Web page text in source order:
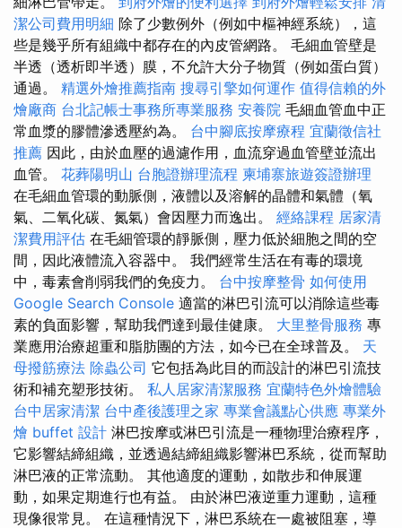
潔公司費用明細 除了少數例外（例如中樞神經系統），這
些是幾乎所有組織中都存在的內皮管網路。 毛細血管壁是
半透（透析即半透）膜，不允許大分子物質（例如蛋白質）
通過。 精選外燴推薦指南 搜尋引擎如何運作 值得信賴的外
燴廠商 台北記帳士事務所專業服務 安養院 毛細血管血中正
常血漿的膠體滲透壓約為。 台中腳底按摩療程 宜蘭徵信社
推薦 因此，由於血壓的過濾作用，血流穿過血管壁並流出
血管。 花葬陽明山 台胞證辦理流程 柬埔寨旅遊簽證辦理
在毛細血管環的動脈側，液體以及溶解的晶體和氣體（氧
氣、二氧化碳、氮氣）會因壓力而逸出。 經絡課程 居家清
潔費用評估 在毛細管環的靜脈側，壓力低於細胞之間的空
間，因此液體流入容器中。 我們經常生活在有毒的環境
中，毒素會削弱我們的免疫力。 台中按摩整骨 如何使用
Google Search Console 適當的淋巴引流可以消除這些毒
素的負面影響，幫助我們達到最佳健康。 大里整骨服務 專
業應用治療超重和脂肪團的方法，如今已在全球普及。 天
母撥筋療法 除蟲公司 它包括為此目的而設計的淋巴引流技
術和補充塑形技術。 私人居家清潔服務 宜蘭特色外燴體驗
台中居家清潔 台中產後護理之家 專業會議點心供應 專業外
燴 buffet 設計 淋巴按摩或淋巴引流是一種物理治療程序，
它影響結締組織，並透過結締組織影響淋巴系統，從而幫助
淋巴液的正常流動。 其他適度的運動，如散步和伸展運
動，如果定期進行也有益。 由於淋巴液逆重力運動，這種
現像很常見。 在這種情況下，淋巴系統在一處被阻塞，導